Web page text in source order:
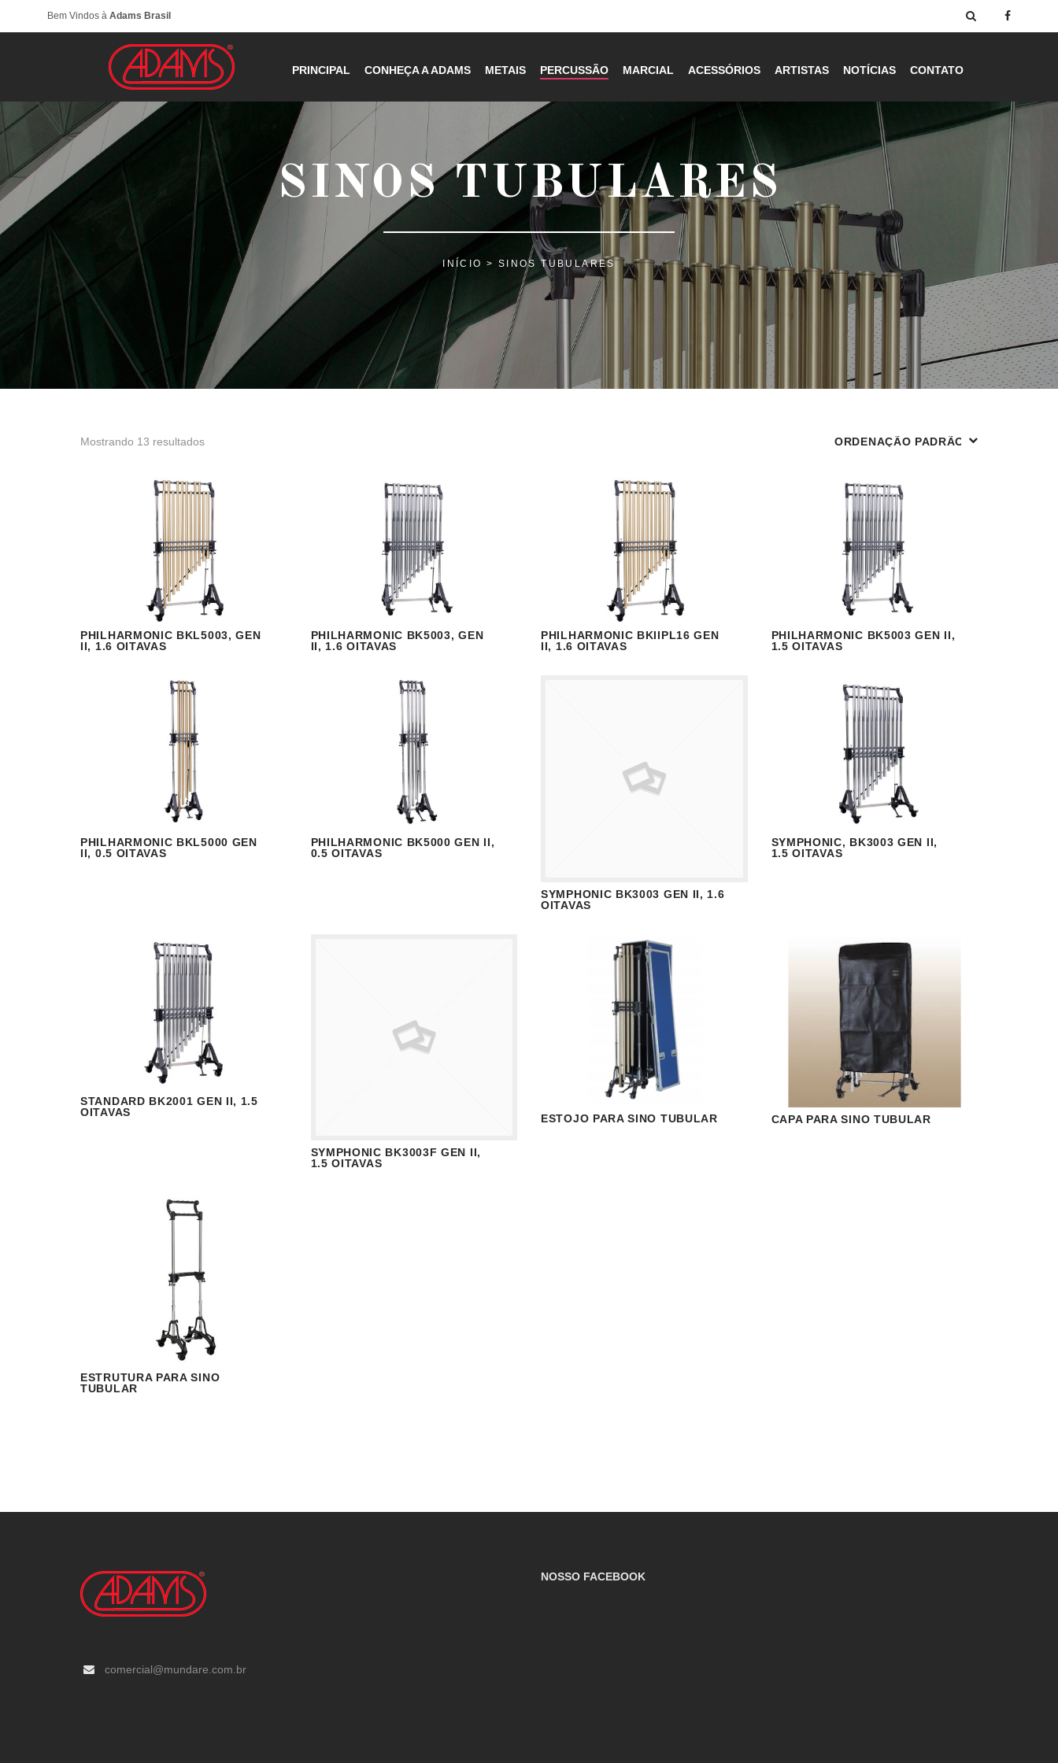
Bem Vindos à Adams Brasil
PRINCIPAL CONHEÇA A ADAMS METAIS PERCUSSÃO MARCIAL ACESSÓRIOS ARTISTAS NOTÍCIAS CONTATO
SINOS TUBULARES
INÍCIO > SINOS TUBULARES
Mostrando 13 resultados
VISUALIZAR
PHILHARMONIC BKL5003, GEN
II, 1.6 OITAVAS
VISUALIZAR
PHILHARMONIC BK5003, GEN
II, 1.6 OITAVAS
VISUALIZAR
PHILHARMONIC BKIIPL16 GEN
II, 1.6 OITAVAS
VISUALIZAR
PHILHARMONIC BK5003 GEN II,
1.5 OITAVAS
VISUALIZAR
PHILHARMONIC BKL5000 GEN
II, 0.5 OITAVAS
VISUALIZAR READ MORE
PHILHARMONIC BK5000 GEN II,
0.5 OITAVAS
VISUALIZAR READ MORE
SYMPHONIC BK3003 GEN II, 1.6
OITAVAS
VISUALIZAR READ MORE
SYMPHONIC, BK3003 GEN II,
1.5 OITAVAS
VISUALIZAR READ MORE
STANDARD BK2001 GEN II, 1.5
OITAVAS
VISUALIZAR
SYMPHONIC BK3003F GEN II,
1.5 OITAVAS
ESTOJO PARA SINO TUBULAR CAPA PARA SINO TUBULAR
VISUALIZAR
ESTRUTURA PARA SINO
TUBULAR
comercial@mundare.com.br
NOSSO FACEBOOK